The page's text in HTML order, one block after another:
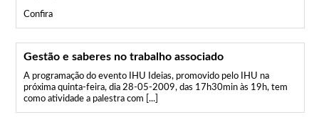
Confira
Gestão e saberes no trabalho associado
A programação do evento IHU Ideias, promovido pelo IHU na
próxima quinta-feira, dia 28-05-2009, das 17h30min às 19h, tem
como atividade a palestra com [...]